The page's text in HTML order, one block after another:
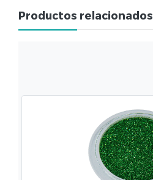
Productos relacionados